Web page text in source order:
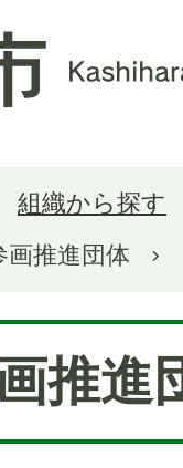
組織から探す
画推進団体
推進